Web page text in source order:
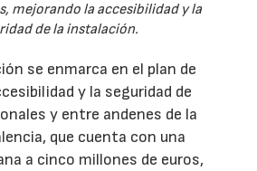
mejorando la accesibilidad y la
de la instalación.
se enmarca en el plan de
y la seguridad de
y entre andenes de la
que cuenta con una
a cinco millones de euros,